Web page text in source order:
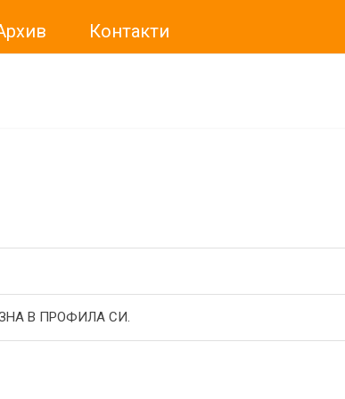
Контакти
В ПРОФИЛА СИ.